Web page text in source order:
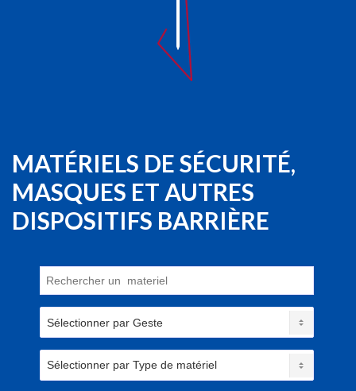
MATÉRIELS DE SÉCURITÉ,
MASQUES ET AUTRES
DISPOSITIFS BARRIÈRE